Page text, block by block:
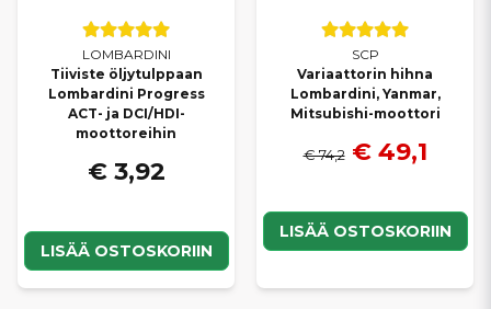
LOMBARDINI
Tiiviste öljytulppaan
Lombardini Progress
ACT- ja DCI/HDI-
moottoreihin
€ 3,92
LISÄÄ OSTOSKORIIN
SCP
Variaattorin hihna
Lombardini, Yanmar,
Mitsubishi-moottori
€ 74,2 € 49,1
LISÄÄ OSTOSKORIIN